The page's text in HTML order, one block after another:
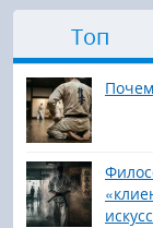
Топ